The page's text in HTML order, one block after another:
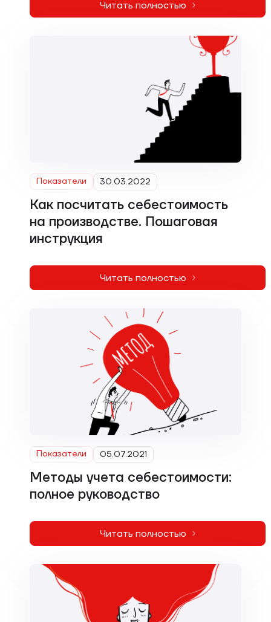
Читать полностью
30.03.2022
Показатели
Как посчитать себестоимость
на производстве. Пошаговая
инструкция
Читать полностью
05.07.2021
Показатели
Методы учета себестоимости:
полное руководство
Читать полностью